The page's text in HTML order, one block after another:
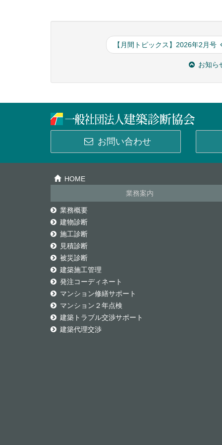
【月間トピックス】2026年2月号
お知ら
お問い合わせ
HOME
業務案内
業務概要
建物診断
施工診断
見積診断
被災診断
建築施工管理
発注コーディネート
マンション修繕サポート
マンション２年点検
建築トラブル交渉サポート
建築代理交渉